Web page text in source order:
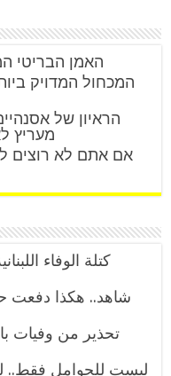
האמן הבריטי
המכחול המדויק
הראיון של
מעריץ
אם אתם לא רוצים
كتلة الوفاء
شاهد.. هكذا دفعت
تحذير من وفيات
ليست للحوامل فقط..